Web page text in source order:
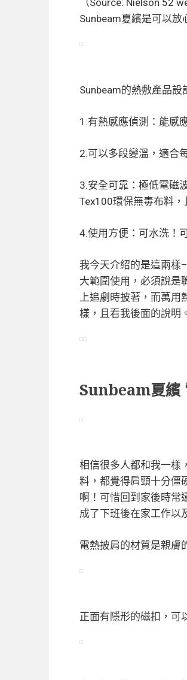
（Source: Nielson 52
Sunbeam夏繽是可以放
Sunbeam的熱敷產品設
1.有熱感應偵測： 能感
2.可以多段變溫 ，適合
3.安全可靠： 極低電磁
Tex100環保無毒布料，
4.使用方便： 可水洗 ！
我今天介紹的是這兩樣
大範圍使用，必須說是
上追劇時披著，而萬用
樣，且看我後面的說明。
Sunbeam夏繽
相信很多人都和我一樣
料，都覺得肩頸十分僵
啊！可惜回到家後時常
成了下班後在家工作以
電熱披肩的材質是親膚
正面有隱形的磁扣，可